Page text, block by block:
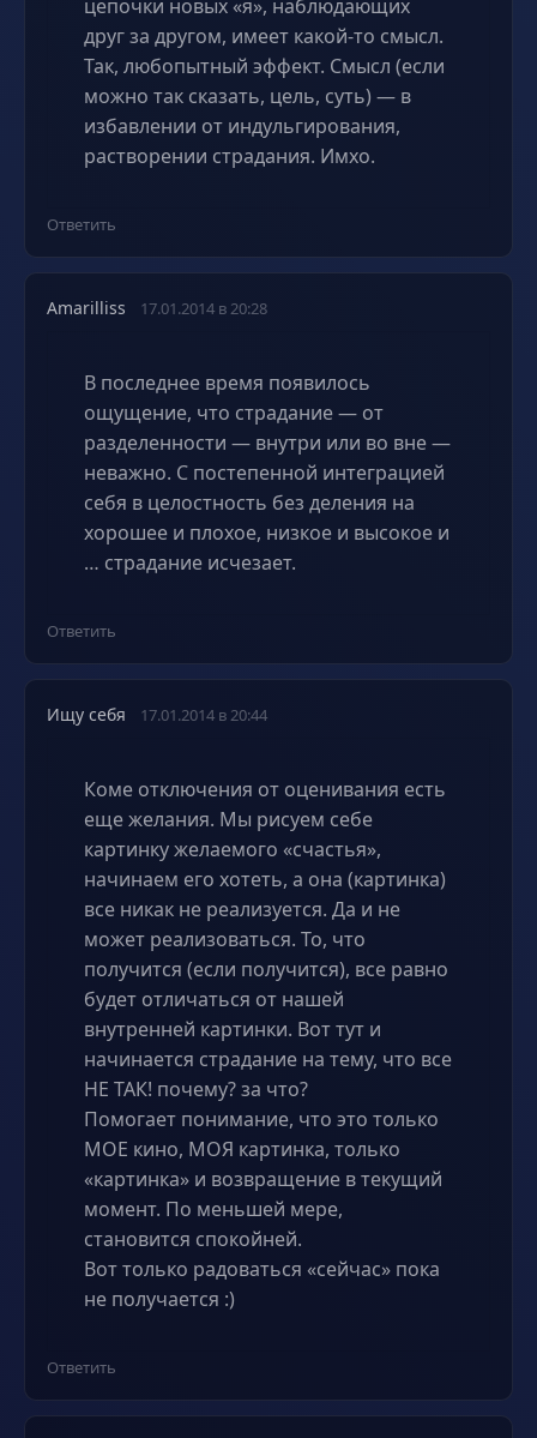
цепочки новых «я», наблюдающих
друг за другом, имеет какой-то смысл.
Так, любопытный эффект. Смысл (если
можно так сказать, цель, суть) — в
избавлении от индульгирования,
растворении страдания. Имхо.
Ответить
Amarilliss 17.01.2014 в 20:28
В последнее время появилось
ощущение, что страдание — от
разделенности — внутри или во вне —
неважно. С постепенной интеграцией
себя в целостность без деления на
хорошее и плохое, низкое и высокое и
… страдание исчезает.
Ответить
Ищу себя 17.01.2014 в 20:44
Коме отключения от оценивания есть
еще желания. Мы рисуем себе
картинку желаемого «счастья»,
начинаем его хотеть, а она (картинка)
все никак не реализуется. Да и не
может реализоваться. То, что
получится (если получится), все равно
будет отличаться от нашей
внутренней картинки. Вот тут и
начинается страдание на тему, что все
НЕ ТАК! почему? за что?
Помогает понимание, что это только
МОЕ кино, МОЯ картинка, только
«картинка» и возвращение в текущий
момент. По меньшей мере,
становится спокойней.
Вот только радоваться «сейчас» пока
не получается :)
Ответить